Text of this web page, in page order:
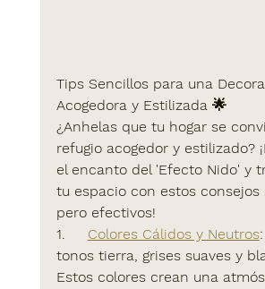
Tips Sencillos para una
Acogedora y Estilizada 🌟
¿Anhelas que tu hogar se
refugio acogedor y estilizado?
el encanto del 'Efecto Nido' y
tu espacio con estos consejos
pero efectivos!
1. Colores Cálidos y Neutros:
tonos tierra, grises suaves y
Estos colores crean una